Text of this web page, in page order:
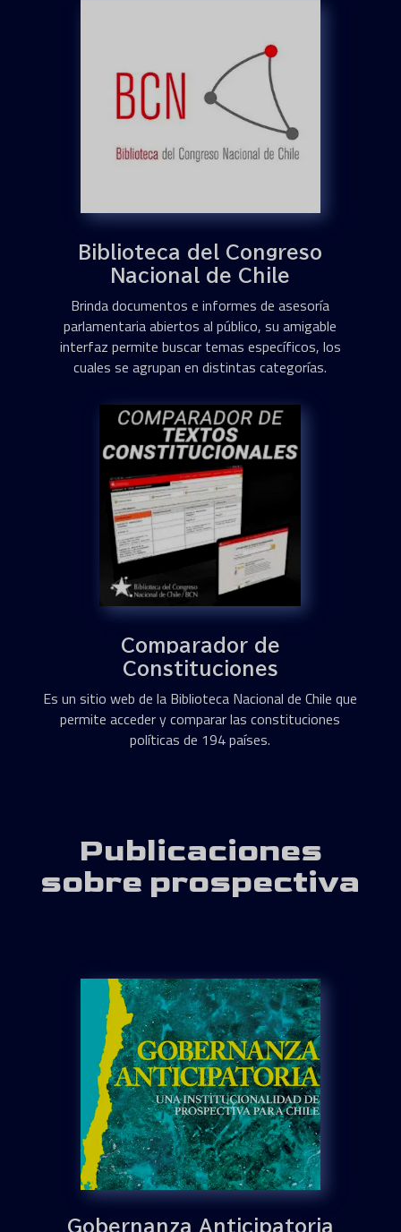
Biblioteca del Congreso
Nacional de Chile
Brinda documentos e informes de asesoría
parlamentaria abiertos al público, su amigable
interfaz permite buscar temas específicos, los
cuales se agrupan en distintas categorías.
Comparador de
Constituciones
Es un sitio web de la Biblioteca Nacional de Chile que
permite acceder y comparar las constituciones
políticas de 194 países.
Publicaciones
sobre prospectiva
Gobernanza Anticipatoria